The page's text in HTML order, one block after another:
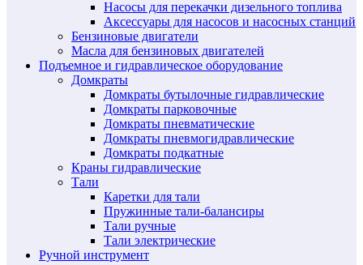
Насосы для перекачки дизельного топлива
Аксессуары для насосов и насосных станций
Бензиновые двигатели
Масла для бензиновых двигателей
Подъемное и гидравлическое оборудование
Домкраты
Домкраты бутылочные гидравлические
Домкраты парковочные
Домкраты пневматические
Домкраты пневмогидравлические
Домкраты подкатные
Краны гидравлические
Тали
Каретки для тали
Пружинные тали-балансиры
Тали ручные
Тали электрические
Ручной инструмент